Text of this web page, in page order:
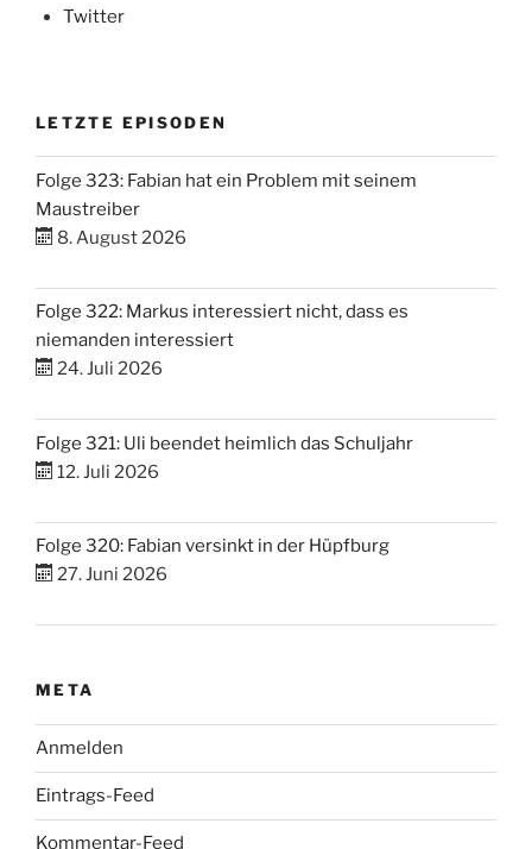
Twitter
LETZTE EPISODEN
Folge 323: Fabian hat ein Problem mit seinem
Maustreiber
8. August 2026
Folge 322: Markus interessiert nicht, dass es
niemanden interessiert
24. Juli 2026
Folge 321: Uli beendet heimlich das Schuljahr
12. Juli 2026
Folge 320: Fabian versinkt in der Hüpfburg
27. Juni 2026
META
Anmelden
Eintrags-Feed
Kommentar-Feed